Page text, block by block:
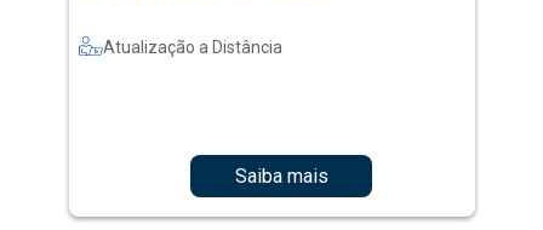
Atualização a Distância
Saiba mais